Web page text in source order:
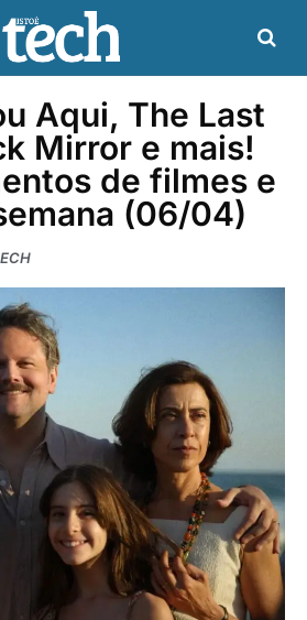
Aqui, The Last
Mirror e mais!
de filmes e
(06/04)